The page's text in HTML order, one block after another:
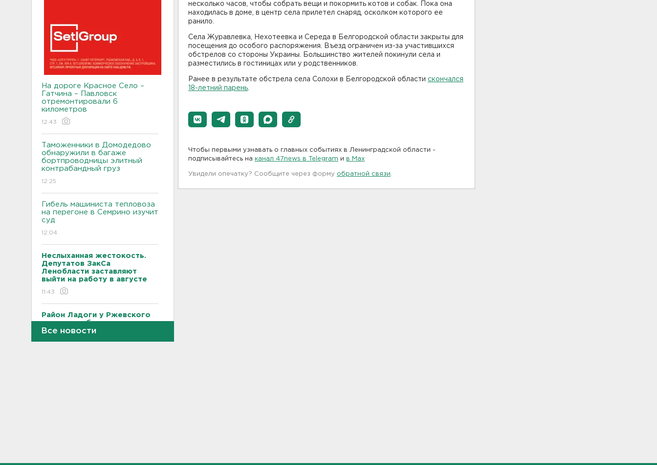
На дороге Красное Село –
Гатчина – Павловск
отремонтировали 6
километров
12:43
Таможенники в Домодедово
обнаружили в багаже
бортпроводницы элитный
контрабандный груз
12:25
Гибель машиниста тепловоза
на перегоне в Семрино изучит
суд
12:04
Неслыханная жестокость.
Депутатов ЗакСа
Ленобласти заставляют
выйти на работу в августе
11:43
Район Ладоги у Ржевского
полигона объявили опасным
и закрыли для судоходства
11:38
Все новости
несколько часов, чтобы собрать вещи и покормить котов и собак. Пока она
находилась в доме, в центр села прилетел снаряд, осколком которого ее
ранило.
Села Журавлевка, Нехотеевка и Середа в Белгородской области закрыты для
посещения до особого распоряжения. Въезд ограничен из-за участившихся
обстрелов со стороны Украины. Большинство жителей покинули села и
разместились в гостиницах или у родственников.
Ранее в результате обстрела села Солохи в Белгородской области скончался
18-летний парень
Чтобы первыми узнавать о главных событиях в Ленинградской области -
подписывайтесь на канал 47news в Telegram и в Maх
Увидели опечатку? Сообщите через форму обратной связи